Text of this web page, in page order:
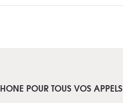
POUR TOUS VOS APPELS